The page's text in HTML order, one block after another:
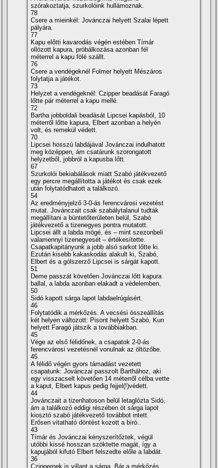
szórakoztatja, szurkolóink hullámoznak.
78
Csere a mieinkél: Jovánczai helyett Szalai lépett
pályára.
77
Kapu előtti kavarodás végén estében Tí­már
ollózott kapura, próbálkozása azonban fél
méterrel a kapu fölé szállt.
76
Csere a vendégeknél Folmer helyett Mészáros
folytatja a játékot.
73
Helyzet a vendégeknél: Czipper beadását Faragó
lőtte pár méterrel a kapu mellé.
72
Bartha jobboldali beadását Lipcsei kapásból, 10
méterről lőtte kapura, Elbert azonban a helyén
volt, és remekül védett.
70
Lipcsei hosszú labdájával Jovánczai indulhatott
meg középpen, ám csatárunk szorongatott
helyzetből, jobbról a kapusba lőtt.
67
Szurkolói bekiabálások miatt Szabó játékvezető
egy percre megállí­totta a játékot és csak ezek
után folytatódhatott a találkozó.
54
Az eredményjelző 3-0-ás ferencvárosi vezetést
mutat. Jovánczait csak szabálytalanul tudták
megállí­tani a büntetőterületen belül, Szabó
játékvezető a tizenegyes pontra mutatott.
Lipcsei állt a labda mögé, és – mint szezonbeli
valamennyi tizenegyesét – értékesí­tette.
Csapatkapitányunk a jobb alsó sarkot lőtte ki.
Ezután kisebb kakaskodás alakult ki, Szabó,
Elbert és a gólszerző Lipcsei is sárgát kapott.
51
Deme passzát követően Jovánczai lőtt kapura
ballal, a labda azonban elakadt a védelemben.
50
Sidó kapott sárga lapot labdaelrúgásért.
46
Folytatódik a mérkőzés. A vecsési összeállí­tás
két helyen változott: Pisont helyett Szabó, Kun
helyett Faragó játszik a továbbiakban.
45
Vége az első félidőnek, a csapatok 2-0-ás
ferencvárosi vezetésnél vonulnak az öltözőbe.
45
A félidő végén gyors támadást vezetett
csapatunk: Jovánczai passzolt Barthához, aki
egy visszacselt követően 14 méterről célba vette
a kaput, Elbert kapus pedig fejjel(!)védett.
44
Jovánczait a tizenhatoson belül letaglózta Sidó,
ám a találkozó eddigi részében öt sárga lapot
kiosztó szabó játékvezető továbbot intett.
Erősen vitatható döntést kozott a bí­ró..
43
Tí­már és Jovánczai kényszerí­tőztek, végül
utóbbi kissé hosszan szöktette magát, í­gy a
kapujából kifutó Elbert felszedte előle a labdát.
36
Czippernek is villant a sárga. Bár a mérkőzés